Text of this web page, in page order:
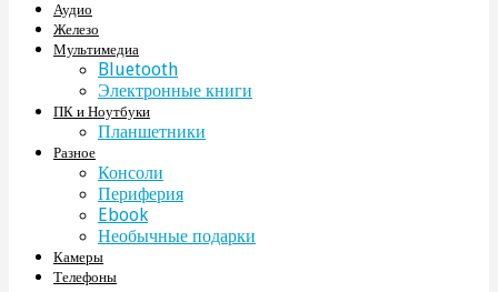
Аудио
Железо
Мультимедиа
Bluetooth
Электронные книги
ПК и Ноутбуки
Планшетники
Разное
Консоли
Периферия
Ebook
Необычные подарки
Камеры
Телефоны